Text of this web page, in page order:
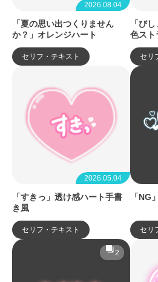
2026.08.04
「夏の思い出つくりません
か？」オレンジハート
セリフ・テキスト
「び
色スト
イン
セリ
2026.05.04
「すきっ」透け感ハート手書
き風
セリフ・テキスト
「NG
セリ
2